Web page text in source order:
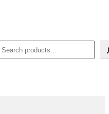
Search